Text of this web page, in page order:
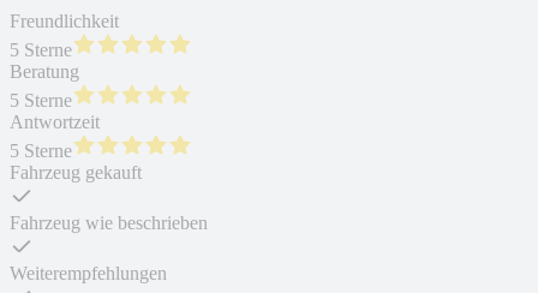
Freundlichkeit
5 Sterne
Beratung
5 Sterne
Antwortzeit
5 Sterne
Fahrzeug gekauft
Fahrzeug wie beschrieben
Weiterempfehlungen